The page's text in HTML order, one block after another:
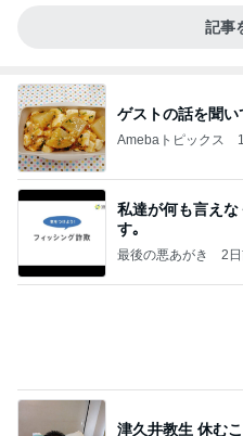
記事
ゲストの話を聞
Amebaトピックス
私達が何も言え
す｡
最後の悪あがき 2
インターン面接3